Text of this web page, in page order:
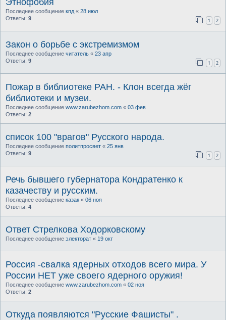
Этнофобия
Последнее сообщение кпд « 28 июл
Ответы: 9 1 2
Закон о борьбе с экстремизмом
Последнее сообщение читатель « 23 апр
Ответы: 9 1 2
Пожар в библиотеке РАН. - Клон всегда жёг
библиотеки и музеи.
Последнее сообщение www.zarubezhom.com « 03 фев
Ответы: 2
список 100 "врагов" Русского народа.
Последнее сообщение политпросвет « 25 янв
Ответы: 9 1 2
Речь бывшего губернатора Кондратенко к
казачеству и русским.
Последнее сообщение казак « 06 ноя
Ответы: 4
Ответ Стрелкова Ходорковскому
Последнее сообщение электорат « 19 окт
Россия -свалка ядерных отходов всего мира. У
России НЕТ уже своего ядерного оружия!
Последнее сообщение www.zarubezhom.com « 02 ноя
Ответы: 2
Откуда появляются "Русские Фашисты" .